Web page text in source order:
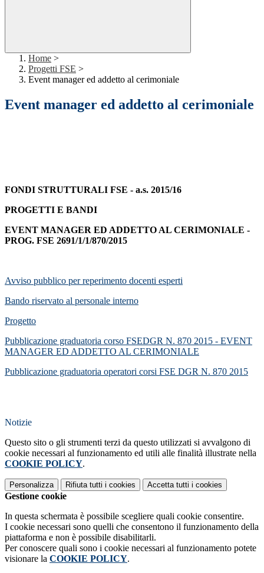
Home >
Progetti FSE >
Event manager ed addetto al cerimoniale
Event manager ed addetto al cerimoniale
FONDI STRUTTURALI FSE - a.s. 2015/16
PROGETTI E BANDI
EVENT MANAGER ED ADDETTO AL CERIMONIALE -
PROG. FSE 2691/1/1/870/2015
Avviso pubblico per reperimento docenti esperti
Bando riservato al personale interno
Progetto
Pubblicazione graduatoria corso FSEDGR N. 870 2015 - EVENT
MANAGER ED ADDETTO AL CERIMONIALE
Pubblicazione graduatoria operatori corsi FSE DGR N. 870 2015
Notizie
Questo sito o gli strumenti terzi da questo utilizzati si avvalgono di
cookie necessari al funzionamento ed utili alle finalità illustrate nella
COOKIE POLICY.
Personalizza Rifiuta tutti i cookies Accetta tutti i cookies
Gestione cookie
In questa schermata è possibile scegliere quali cookie consentire.
I cookie necessari sono quelli che consentono il funzionamento della
piattaforma e non è possibile disabilitarli.
Per conoscere quali sono i cookie necessari al funzionamento potete
visionare la COOKIE POLICY.